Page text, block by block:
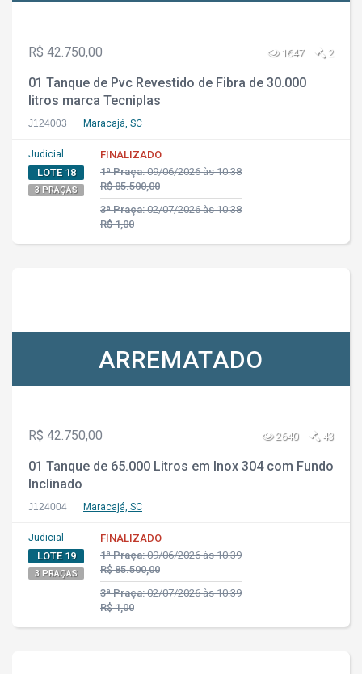
R$ 42.750,00 1647 2
01 Tanque de Pvc Revestido de Fibra de 30.000
litros marca Tecniplas
J124003 Maracajá, SC
Judicial
LOTE 18
3 PRAÇAS
FINALIZADO
1ª Praça:09/06/2026 às 10:38
R$ 85.500,00
3ª Praça:02/07/2026 às 10:38
R$ 1,00
ARREMATADO
R$ 42.750,00 2640 43
01 Tanque de 65.000 Litros em Inox 304 com Fundo
Inclinado
J124004 Maracajá, SC
Judicial
LOTE 19
3 PRAÇAS
FINALIZADO
1ª Praça:09/06/2026 às 10:39
R$ 85.500,00
3ª Praça:02/07/2026 às 10:39
R$ 1,00